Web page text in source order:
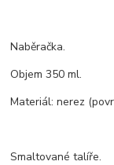
Naběračka.
Objem 350 ml.
Materiál: nerez
Smaltované talíře.